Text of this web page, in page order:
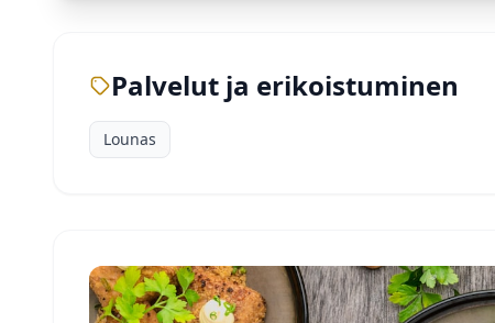
Palvelut ja erikoistuminen
Lounas